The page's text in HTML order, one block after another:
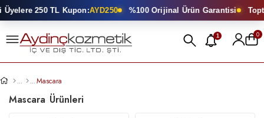
250 TL Kupon:AYD250 %100 Orijinal Ürün Garantisi Toptan
1 0
Mascara
Mascara